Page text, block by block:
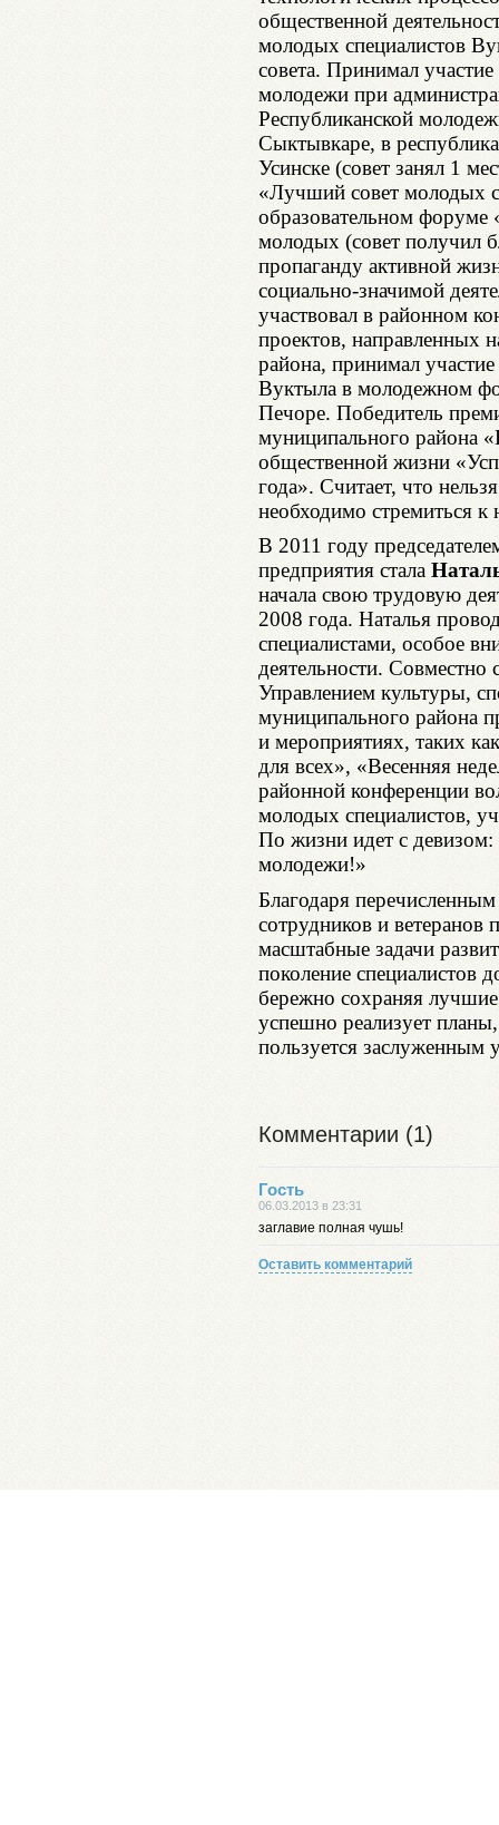
общественной
молодых специалистов
совета. Принимал
молодежи при
Республиканской
Сыктывкаре, в
Усинске (совет занял 1
«Лучший совет молодых
образовательном
молодых (совет получил
пропаганду активной
социально-значимой
участвовал в районном
проектов, направленных
района, принимал
Вуктыла в молодежном
Печоре. Победитель
муниципального района
общественной жизни
года». Считает, что
необходимо стремиться
В 2011 году
предприятия стала
начала свою трудовую
2008 года. Наталья
специалистами, особое
деятельности.
Управлением культуры,
муниципального района
и мероприятиях, таких
для всех», «Весенняя
районной конференции
молодых специалистов,
По жизни идет с
молодежи!»
Благодаря
сотрудников и
масштабные задачи
поколение специалистов
бережно сохраняя лучшие
успешно реализует
пользуется заслуженным
Комментарии (1)
Гость
06.03.2013 в 23:31
заглавие полная чушь!
Оставить комментарий